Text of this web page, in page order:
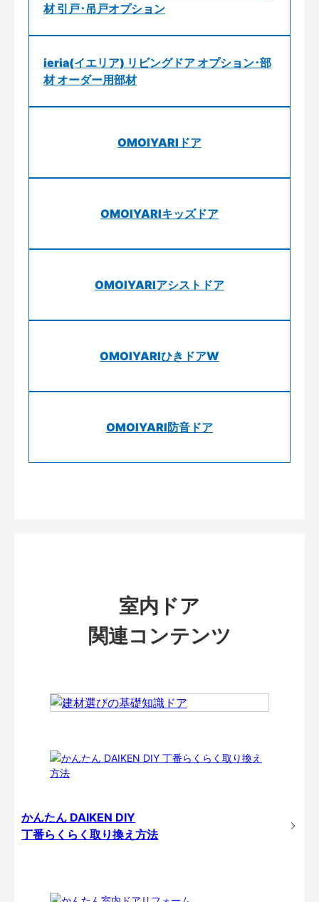
材 引戸･吊戸オプション
ieria(イエリア) リビングドア オプション･部
材 オーダー用部材
OMOIYARIドア
OMOIYARIキッズドア
OMOIYARIアシストドア
OMOIYARIひきドアW
OMOIYARI防音ドア
室内ドア
関連コンテンツ
かんたん DAIKEN DIY
丁番らくらく取り換え方法